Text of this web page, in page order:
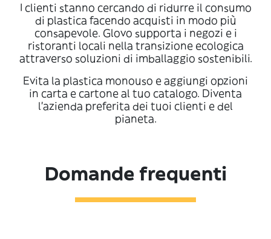
I clienti stanno cercando di ridurre il consumo
di plastica facendo acquisti in modo più
consapevole. Glovo supporta i negozi e i
ristoranti locali nella transizione ecologica
attraverso soluzioni di imballaggio sostenibili.
Evita la plastica monouso e aggiungi opzioni
in carta e cartone al tuo catalogo. Diventa
l’azienda preferita dei tuoi clienti e del
pianeta.
Domande frequenti